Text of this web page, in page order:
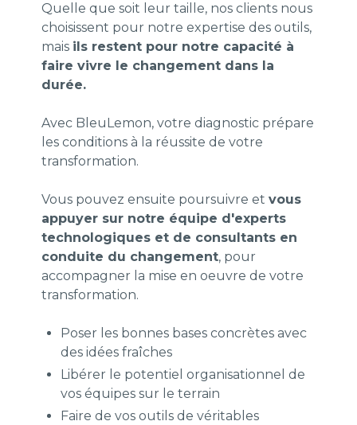
Quelle que soit leur taille, nos clients nous
choisissent pour notre expertise des outils,
mais ils restent pour notre capacité à
faire vivre le changement dans la
durée.
Avec BleuLemon, votre diagnostic prépare
les conditions à la réussite de votre
transformation.
Vous pouvez ensuite poursuivre et vous
appuyer sur notre équipe d'experts
technologiques et de consultants en
conduite du changement, pour
accompagner la mise en oeuvre de votre
transformation.
Poser les bonnes bases concrètes avec
des idées fraîches
Libérer le potentiel organisationnel de
vos équipes sur le terrain
Faire de vos outils de véritables